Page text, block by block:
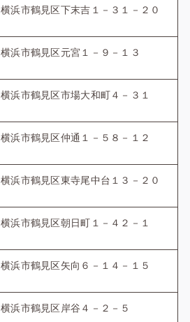
横浜市鶴見区下末吉１－３１－２０
横浜市鶴見区元宮１－９－１３
横浜市鶴見区市場大和町４－３１
横浜市鶴見区仲通１－５８－１２
横浜市鶴見区東寺尾中台１３－２０
横浜市鶴見区朝日町１－４２－１
横浜市鶴見区矢向６－１４－１５
横浜市鶴見区岸谷４－２－５